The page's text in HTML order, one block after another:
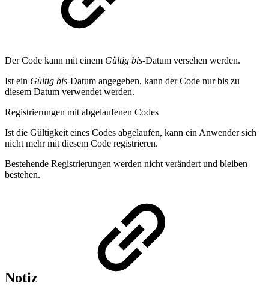
Der Code kann mit einem Gültig bis-Datum versehen werden.
Ist ein Gültig bis-Datum angegeben, kann der Code nur bis zu
diesem Datum verwendet werden.
Registrierungen mit abgelaufenen Codes
Ist die Gültigkeit eines Codes abgelaufen, kann ein Anwender sich
nicht mehr mit diesem Code registrieren.
Bestehende Registrierungen werden nicht verändert und bleiben
bestehen.
Notiz